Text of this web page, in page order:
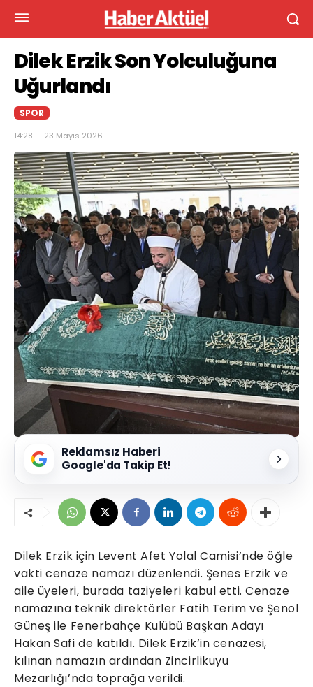
Dilek Erzik Son Yolculuğuna
Uğurlandı
SPOR
14:28 — 23 Mayıs 2026
Reklamsız Haberi
Google'da Takip Et!
Dilek Erzik için Levent Afet Yolal Camisi’nde öğle
vakti cenaze namazı düzenlendi. Şenes Erzik ve
aile üyeleri, burada taziyeleri kabul etti. Cenaze
namazına teknik direktörler Fatih Terim ve Şenol
Güneş ile Fenerbahçe Kulübü Başkan Adayı
Hakan Safi de katıldı. Dilek Erzik’in cenazesi,
kılınan namazın ardından Zincirlikuyu
Mezarlığı’nda toprağa verildi.